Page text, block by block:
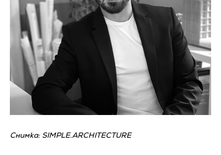
Снимка: SIMPLE.ARCHITECTURE